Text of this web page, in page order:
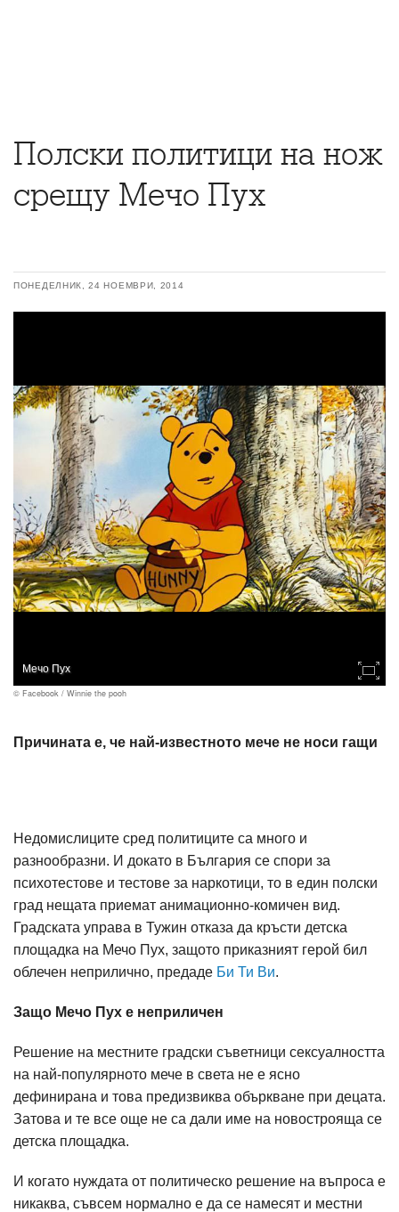
Полски политици на нож
срещу Мечо Пух
ПОНЕДЕЛНИК, 24 НОЕМВРИ, 2014
Мечо Пух
© Facebook / Winnie the pooh
Причината е, че най-известното мече не носи гащи
Недомислиците сред политиците са много и
разнообразни. И докато в България се спори за
психотестове и тестове за наркотици, то в един полски
град нещата приемат анимационно-комичен вид.
Градската управа в Тужин отказа да кръсти детска
площадка на Мечо Пух, защото приказният герой бил
облечен неприлично, предаде Би Ти Ви.
Защо Мечо Пух е неприличен
Решение на местните градски съветници сексуалността
на най-популярното мече в света не е ясно
дефинирана и това предизвиква объркване при децата.
Затова и те все още не са дали име на новострояща се
детска площадка.
И когато нуждата от политическо решение на въпроса е
никаква, съвсем нормално е да се намесят и местни